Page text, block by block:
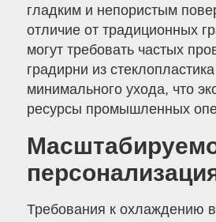
гладким и непористым
отличие от традиционных
могут требовать частых
градирни из
минимального ухода, что
ресурсы промышленных
Требования к охлаждению в